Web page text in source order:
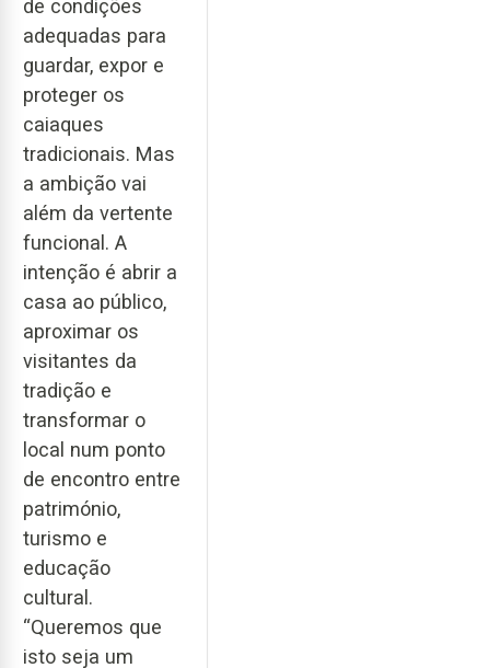
de condições
adequadas para
guardar, expor e
proteger os
caiaques
tradicionais. Mas
a ambição vai
além da vertente
funcional. A
intenção é abrir a
casa ao público,
aproximar os
visitantes da
tradição e
transformar o
local num ponto
de encontro entre
património,
turismo e
educação
cultural.
“Queremos que
isto seja um